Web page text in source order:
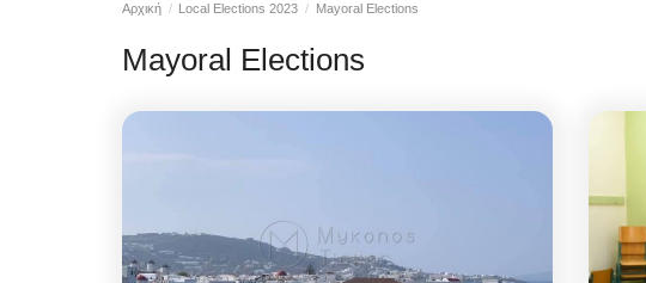
Αρχική Local Elections 2023 Mayoral Elections
Mayoral Elections